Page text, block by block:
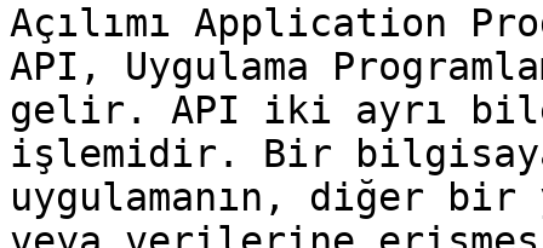
Açılımı Application
API, Uygulama
gelir. API iki ayrı
işlemidir. Bir
uygulamanın, diğer